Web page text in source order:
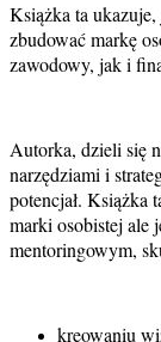
Książka ta
zbudować markę
zawodowy, jak i
Autorka, dzieli się
narzędziami i
potencjał. Książka
marki osobistej ale
mentoringowym,
kreowaniu